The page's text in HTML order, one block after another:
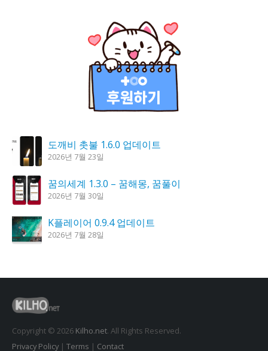
도깨비 촛불 1.6.0 업데이트
2026년 7월 23일
꿈의세계 1.3.0 – 꿈해몽, 꿈풀이
2026년 7월 30일
K플레이어 0.9.4 업데이트
2026년 7월 28일
칼무리 4.2.6 업데이트
2026년 7월 23일
Copyright © 2026 Kilho.net. All Rights Reserved.
Privacy Policy| Terms | Contact